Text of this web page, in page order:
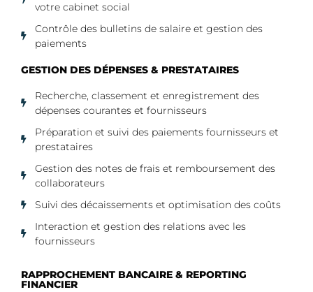
votre cabinet social
Contrôle des bulletins de salaire et gestion des
paiements
GESTION DES DÉPENSES & PRESTATAIRES
Recherche, classement et enregistrement des
dépenses courantes et fournisseurs
Préparation et suivi des paiements fournisseurs et
prestataires
Gestion des notes de frais et remboursement des
collaborateurs
Suivi des décaissements et optimisation des coûts
Interaction et gestion des relations avec les
fournisseurs
RAPPROCHEMENT BANCAIRE & REPORTING
FINANCIER​